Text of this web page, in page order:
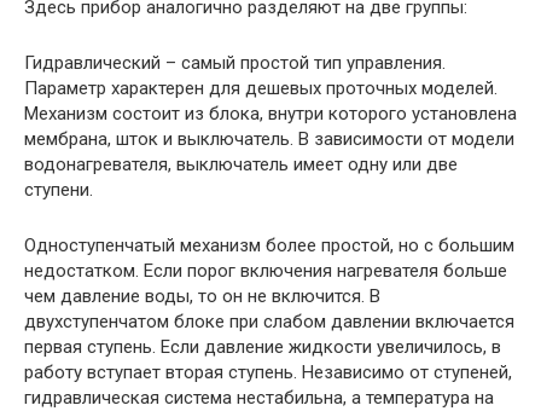
Здесь прибор аналогично разделяют на две группы:
Гидравлический – самый простой тип управления.
Параметр характерен для дешевых проточных моделей.
Механизм состоит из блока, внутри которого установлена
мембрана, шток и выключатель. В зависимости от модели
водонагревателя, выключатель имеет одну или две
ступени.
Одноступенчатый механизм более простой, но с большим
недостатком. Если порог включения нагревателя больше
чем давление воды, то он не включится. В
двухступенчатом блоке при слабом давлении включается
первая ступень. Если давление жидкости увеличилось, в
работу вступает вторая ступень. Независимо от ступеней,
гидравлическая система нестабильна, а температура на